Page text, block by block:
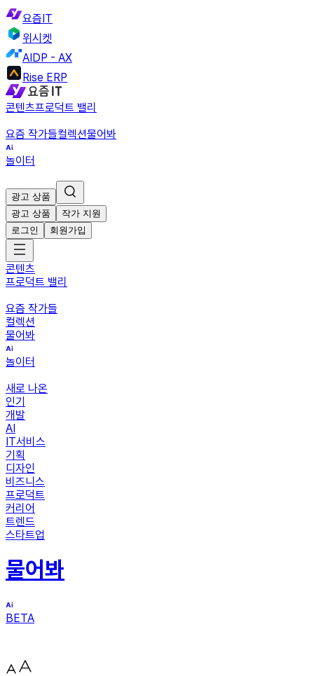
요즘IT
위시켓
AIDP - AX
Rise ERP
콘텐츠프로덕트 밸리
요즘 작가들컬렉션물어봐
놀이터
광고 상품
광고 상품
작가 지원
로그인
회원가입
콘텐츠
프로덕트 밸리
요즘 작가들
컬렉션
물어봐
놀이터
새로 나온
인기
개발
AI
IT서비스
기획
디자인
비즈니스
프로덕트
커리어
트렌드
스타트업
물어봐
BETA